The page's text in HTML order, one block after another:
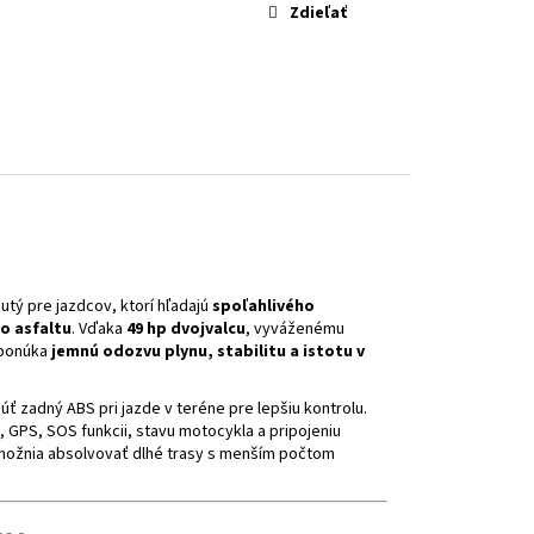
Zdieľať
pre jazdcov, ktorí hľadajú spoľahlivého
asfaltu. Vďaka 49 hp dvojvalcu, vyváženému
jemnú odozvu plynu, stabilitu a istotu v
zadný ABS pri jazde v teréne pre lepšiu kontrolu.
SOS funkcii, stavu motocykla a pripojeniu
absolvovať dlhé trasy s menším počtom